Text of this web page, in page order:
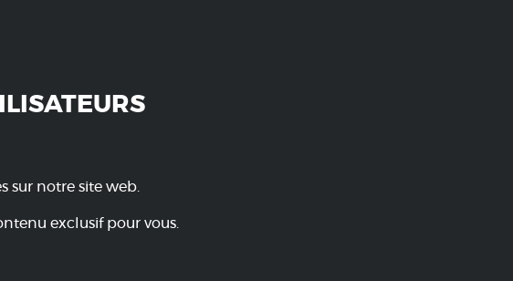
sur notre site web.
exclusif pour vous.